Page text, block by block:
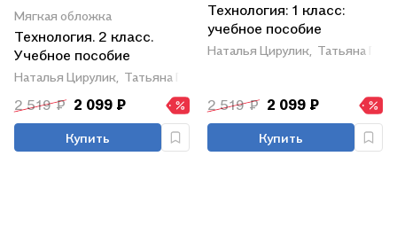
Мягкая обложка
Технология. 2 класс.
Учебное пособие
Наталья Цирулик, Татьяна Проснякова
2 519 ₽ 2 099 ₽
Купить
Технология: 1 класс:
учебное пособие
Наталья Цирулик, Татьяна
2 519 ₽ 2 099 ₽
Купить